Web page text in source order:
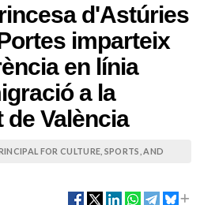
d'Astúries
imparteix
en línia
a la
València
FOR CULTURE, SPORTS, AND